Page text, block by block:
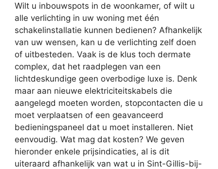
Wilt u inbouwspots in de woonkamer, of wilt u
alle verlichting in uw woning met één
schakelinstallatie kunnen bedienen? Afhankelijk
van uw wensen, kan u de verlichting zelf doen
of uitbesteden. Vaak is de klus toch dermate
complex, dat het raadplegen van een
lichtdeskundige geen overbodige luxe is. Denk
maar aan nieuwe elektriciteitskabels die
aangelegd moeten worden, stopcontacten die u
moet verplaatsen of een geavanceerd
bedieningspaneel dat u moet installeren. Niet
eenvoudig. Wat mag dat kosten? We geven
hieronder enkele prijsindicaties, al is dit
uiteraard afhankelijk van wat u in Sint-Gillis-bij-